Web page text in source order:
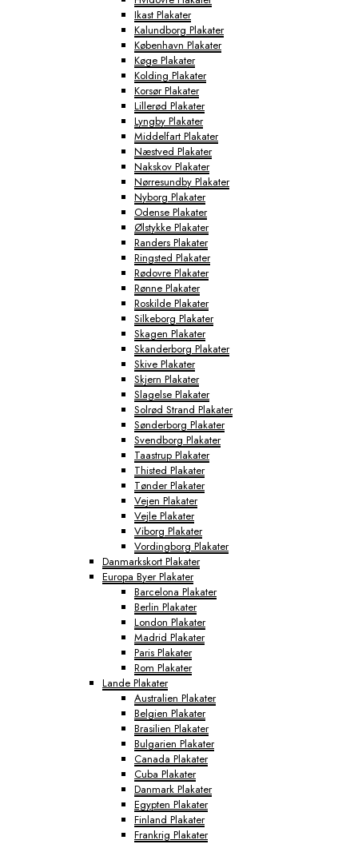
Ikast Plakater
Kalundborg Plakater
København Plakater
Køge Plakater
Kolding Plakater
Korsør Plakater
Lillerød Plakater
Lyngby Plakater
Middelfart Plakater
Næstved Plakater
Nakskov Plakater
Nørresundby Plakater
Nyborg Plakater
Odense Plakater
Ølstykke Plakater
Randers Plakater
Ringsted Plakater
Rødovre Plakater
Rønne Plakater
Roskilde Plakater
Silkeborg Plakater
Skagen Plakater
Skanderborg Plakater
Skive Plakater
Skjern Plakater
Slagelse Plakater
Solrød Strand Plakater
Sønderborg Plakater
Svendborg Plakater
Taastrup Plakater
Thisted Plakater
Tønder Plakater
Vejen Plakater
Vejle Plakater
Viborg Plakater
Vordingborg Plakater
Danmarkskort Plakater
Europa Byer Plakater
Barcelona Plakater
Berlin Plakater
London Plakater
Madrid Plakater
Paris Plakater
Rom Plakater
Lande Plakater
Australien Plakater
Belgien Plakater
Brasilien Plakater
Bulgarien Plakater
Canada Plakater
Cuba Plakater
Danmark Plakater
Egypten Plakater
Finland Plakater
Frankrig Plakater